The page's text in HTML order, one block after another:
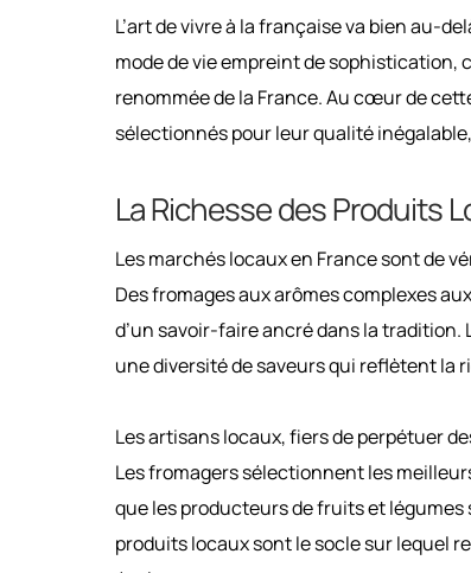
L’art de vivre à la française va bien au-
mode de vie empreint de sophistication,
renommée de la France. Au cœur de
sélectionnés pour leur qualité
La Richesse des Produits
Les marchés locaux en France sont de
Des fromages aux arômes complexes
d’un savoir-faire ancré dans la
une diversité de saveurs qui reflètent la
Les artisans locaux, fiers de perpétuer
Les fromagers sélectionnent les
que les producteurs de fruits et
produits locaux sont le socle sur lequel